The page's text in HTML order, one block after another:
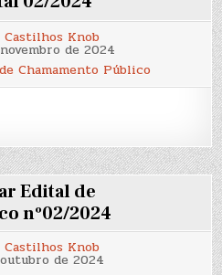
Castilhos Knob
de 2024
Chamamento Público
Edital de
nº02/2024
Castilhos Knob
de 2024